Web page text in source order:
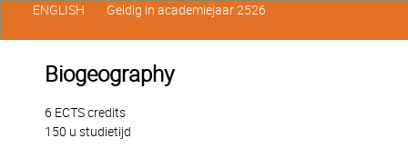
Biogeography
6 ECTS credits
150 u studietijd
ENGLISH Geldig in academiejaar 2526